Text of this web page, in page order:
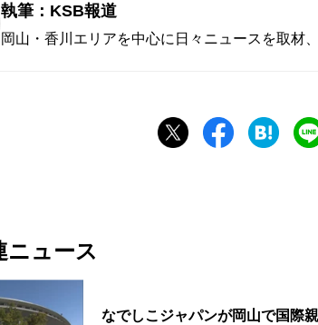
執筆：KSB報道
岡山・香川エリアを中心に日々ニュースを取材
ニュース
なでしこジャパンが岡山で国際